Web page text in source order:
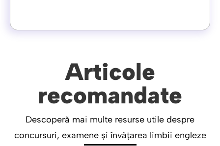
Articole
recomandate
Descoperă mai multe resurse utile despre
concursuri, examene și învățarea limbii engleze